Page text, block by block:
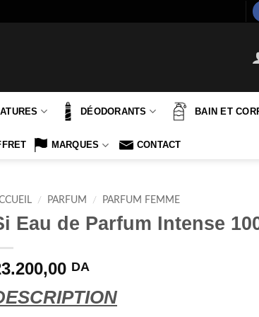
DÉODORANTS BAIN ET
MARQUES CONTACT
/ PARFUM / PARFUM FEMME
Eau de Parfum Intense
DA